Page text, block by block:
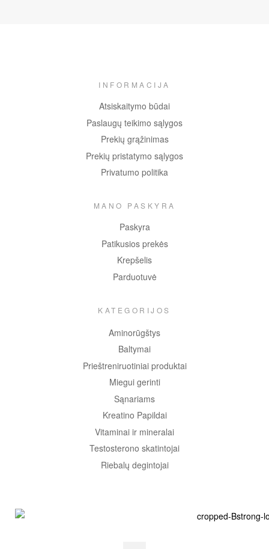
INFORMACIJA
Atsiskaitymo būdai
Paslaugų teikimo sąlygos
Prekių grąžinimas
Prekių pristatymo sąlygos
Privatumo politika
MANO PASKYRA
Paskyra
Patikusios prekės
Krepšelis
Parduotuvė
KATEGORIJOS
Aminorūgštys
Baltymai
Prieštreniruotiniai produktai
Miegui gerinti
Sąnariams
Kreatino Papildai
Vitaminai ir mineralai
Testosterono skatintojai
Riebalų degintojai